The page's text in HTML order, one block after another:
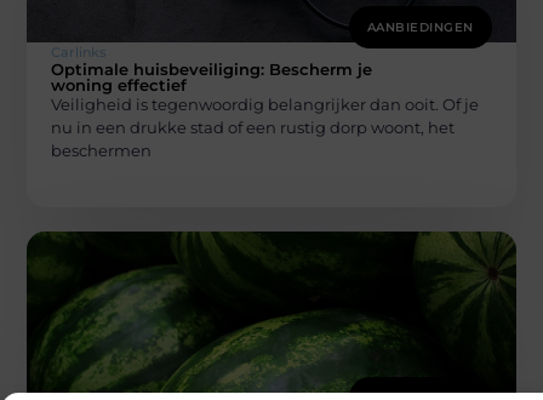
AANBIEDINGEN
Carlinks
Optimale huisbeveiliging: Bescherm je
woning effectief
Veiligheid is tegenwoordig belangrijker dan ooit. Of je
nu in een drukke stad of een rustig dorp woont, het
beschermen